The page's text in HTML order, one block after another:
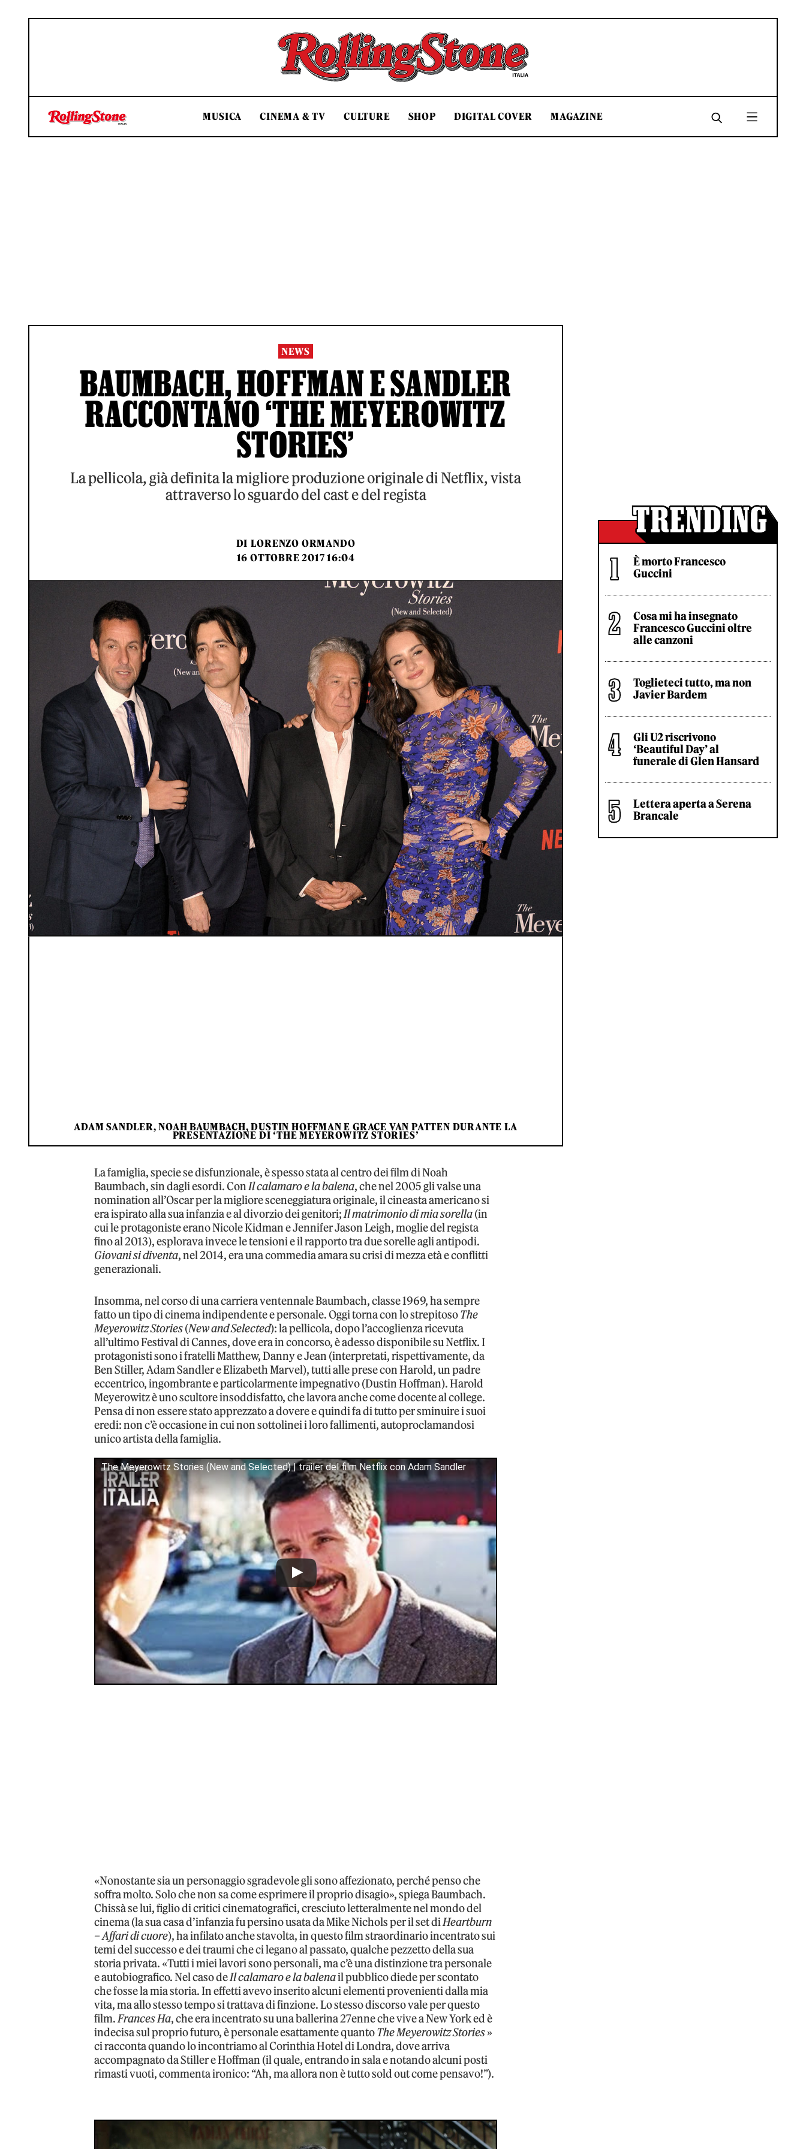
Rolling Stone Italia
MUSICA CINEMA & TV CULTURE SHOP DIGITAL COVER MAGAZINE
NEWS
BAUMBACH, HOFFMAN E SANDLER
RACCONTANO ‘THE MEYEROWITZ
STORIES’
La pellicola, già definita la migliore produzione originale di Netflix, vista
attraverso lo sguardo del cast e del regista
DI LORENZO ORMANDO
16 OTTOBRE 2017 16:04
ADAM SANDLER, NOAH BAUMBACH, DUSTIN HOFFMAN E GRACE VAN PATTEN DURANTE LA
PRESENTAZIONE DI ‘THE MEYEROWITZ STORIES’
La famiglia, specie se disfunzionale, è spesso stata al centro dei film di Noah
Baumbach, sin dagli esordi. ConIl calamaro e la balena, che nel 2005 gli valse una
nomination all’Oscar per la migliore sceneggiatura originale, il cineasta americano si
era ispirato alla sua infanzia e al divorzio dei genitori;Il matrimonio di mia sorella(in
cui le protagoniste erano Nicole Kidman e Jennifer Jason Leigh, moglie del regista
fino al 2013), esplorava invece le tensioni e il rapporto tra due sorelle agli antipodi.
Giovani si diventa, nel 2014, era una commedia amara su crisi di mezza età e conflitti
generazionali.
Insomma, nel corso di una carriera ventennale Baumbach, classe 1969, ha sempre
fatto un tipo di cinema indipendente e personale. Oggi torna con lo strepitosoThe
Meyerowitz Stories(New and Selected): la pellicola, dopo l’accoglienza ricevuta
all’ultimo Festival di Cannes, dove era in concorso, è adesso disponibile su Netflix. I
protagonisti sono i fratelli Matthew, Danny e Jean (interpretati, rispettivamente, da
Ben Stiller, Adam Sandler e Elizabeth Marvel), tutti alle prese con Harold, un padre
eccentrico, ingombrante e particolarmente impegnativo (Dustin Hoffman). Harold
Meyerowitz è uno scultore insoddisfatto, che lavora anche come docente al college.
Pensa di non essere stato apprezzato a dovere e quindi fa di tutto per sminuire i suoi
eredi: non c’è occasione in cui non sottolinei i loro fallimenti, autoproclamandosi
unico artista della famiglia.
The Meyerowitz Stories (New and Selected) | trailer del film Netflix con Adam Sandler
«Nonostante sia un personaggio sgradevole gli sono affezionato, perché penso che
soffra molto. Solo che non sa come esprimere il proprio disagio», spiega Baumbach.
Chissà se lui, figlio di critici cinematografici, cresciuto letteralmente nel mondo del
cinema (la sua casa d’infanzia fu persino usata da Mike Nichols per il set diHeartburn
– Affari di cuore), ha infilato anche stavolta, in questo film straordinario incentrato sui
temi del successo e dei traumi che ci legano al passato, qualche pezzetto della sua
storia privata. «Tutti i miei lavori sono personali, ma c’è una distinzione tra personale
e autobiografico. Nel caso deIl calamaro e la balenail pubblico diede per scontato
che fosse la mia storia. In effetti avevo inserito alcuni elementi provenienti dalla mia
vita, ma allo stesso tempo si trattava di finzione. Lo stesso discorso vale per questo
film.Frances Ha, che era incentrato su una ballerina 27enne che vive a New York ed è
indecisa sul proprio futuro, è personale esattamente quantoThe Meyerowitz Stories»
ci racconta quando lo incontriamo al Corinthia Hotel di Londra, dove arriva
accompagnato da Stiller e Hoffman (il quale, entrando in sala e notando alcuni posti
rimasti vuoti, commenta ironico: “Ah, ma allora non è tutto sold out come pensavo!”).
È morto Francesco
Guccini
Cosa mi ha insegnato
Francesco Guccini oltre
alle canzoni
Toglieteci tutto, ma non
Javier Bardem
Gli U2 riscrivono
‘Beautiful Day’ al
funerale di Glen Hansard
Lettera aperta a Serena
Brancale